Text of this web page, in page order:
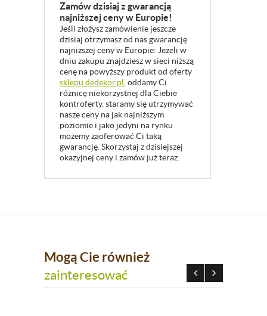
Zamów dzisiaj z gwarancją
najniższej ceny w Europie!
Jeśli złożysz zamówienie jeszcze
dzisiaj otrzymasz od nas gwarancję
najniższej ceny w Europie: Jeżeli w
dniu zakupu znajdziesz w sieci niższą
cenę na powyższy produkt od oferty
sklepu dedekor.pl, oddamy Ci
różnicę niekorzystnej dla Ciebie
kontroferty. staramy się utrzymywać
nasze ceny na jak najniższym
poziomie i jako jedyni na rynku
możemy zaoferować Ci taką
gwarancję. Skorzystaj z dzisiejszej
okazyjnej ceny i zamów już teraz.
Mogą Cie również
zainteresować